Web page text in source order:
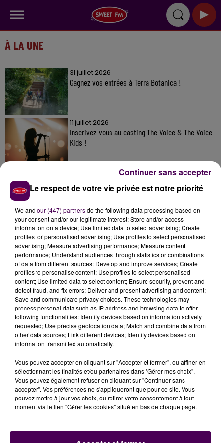
À LA UNE
31 juillet 2026
Gagnez vos entrées à Terra Botanica !
11 juillet 2026
Inscrivez-vous au casting The Voice & The Voice
Kids !
Deux rixes en trois semaines : le préfet ordonne
la fermeture d'une...
DERNIERS TITRES
9h58
9h58
GIMS
Soleil
9h54
9h54
PINK
What About Us
9h51
9h51
SEBASTIEN TELLIER &
JULIETTE ARMANET
Attraction
Le respect de votre vie privée est notre priorité
We and our (447) partnersdo the following data processing based on
your consent and/or our legitimate interest: Store and/or access
information on a device; Use limited data to select advertising; Create
profiles for personalised advertising; Use profiles to select personalised
advertising; Measure advertising performance; Measure content
performance; Understand audiences through statistics or combinations
of data from different sources; Develop and improve services; Create
profiles to personalise content; Use profiles to select personalised
content; Use limited data to select content; Ensure security, prevent and
detect fraud, and fix errors; Deliver and present advertising and content;
Save and communicate privacy choices. These technologies may
process personal data such as IP address and browsing data to offer
following functionalities: Identify devices based on information actively
requested; Use precise geolocation data; Match and combine data from
other data sources; Link different devices; Identify devices based on
information transmitted automatically.
Vous pouvez accepter en cliquant sur "Accepter et fermer", ou affiner en
sélectionnant les finalités et/ou partenaires dans "Gérer mes choix".
Vous pouvez également refuser en cliquant sur "Continuer sans
accepter". Vos préférences ne s'appliqueront que pour ce site. Vous
pouvez mettre à jour vos choix, ou retirer votre consentement à tout
moment via le lien "Gérer les cookies" situé en bas de chaque page.
Continuer sans accepter